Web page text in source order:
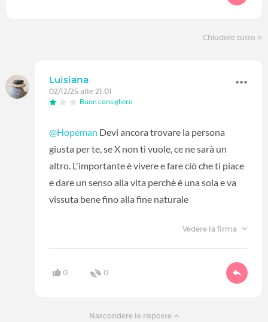
Chiudere tutto
Luisiana
02/12/25 alle 21:01
Buon consigliere
@Hopeman Devi ancora trovare la persona
giusta per te, se X non ti vuole, ce ne sarà un
altro. L'importante è vivere e fare ciò che ti piace
e dare un senso alla vita perchè è una sola e va
vissuta bene fino alla fine naturale
Vedere la firma
0 0
Nascondere le risposte